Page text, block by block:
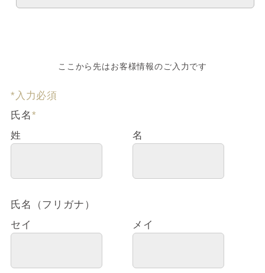
ここから先はお客様情報のご入力です
*入力必須
氏名*
姓
名
氏名（フリガナ）
セイ
メイ